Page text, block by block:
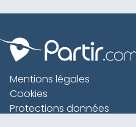
Mentions légales
Cookies
Protections données